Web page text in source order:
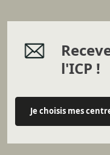
l'ICP !
Je choisis mes